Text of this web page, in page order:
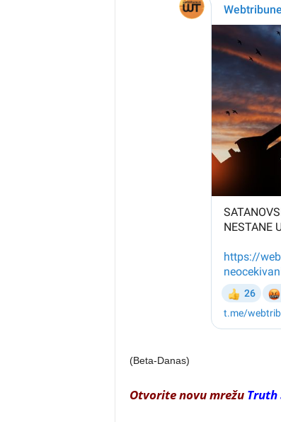
(Beta-Danas)
Otvorite novu mrežu Truth